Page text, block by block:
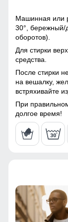
обеспечивает
Это позволяет
попадание
удобна в
54
Материал
Материал
воротника
Фактура
Бренд
Длина
Тип рукава
Машинная или
30°, бережный/
оборотов).
Для стирки
средства.
После стирки
на вешалку,
встряхивайте
При
долгое время!